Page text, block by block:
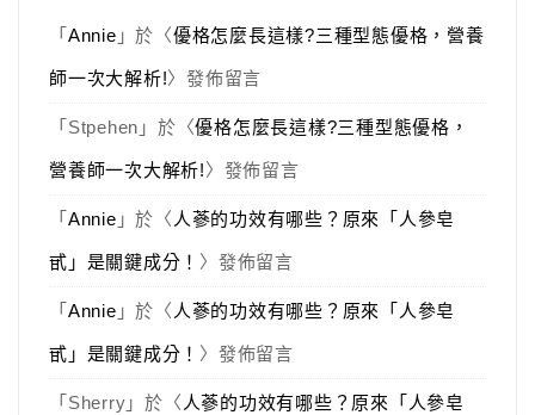
「 Annie 」於〈優格怎麼長這樣?三種型態優格，營養
師一次大解析!〉發佈留言
「 Stpehen 」於〈優格怎麼長這樣?三種型態優格，
營養師一次大解析!〉發佈留言
「 Annie 」於〈 人蔘的功效有哪些？原來「人參皂
甙」是關鍵成分！ 〉發佈留言
「 Annie 」於〈 人蔘的功效有哪些？原來「人參皂
甙」是關鍵成分！ 〉發佈留言
「 Sherry 」於〈 人蔘的功效有哪些？原來「人參皂